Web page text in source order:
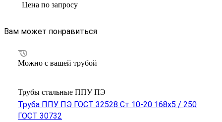
Цена по запросу
Вам может понравиться
Можно с вашей трубой
Трубы стальные ППУ ПЭ
Труба ППУ ПЭ ГОСТ 32528 Ст 10-20 168x5 / 250
ГОСТ 30732